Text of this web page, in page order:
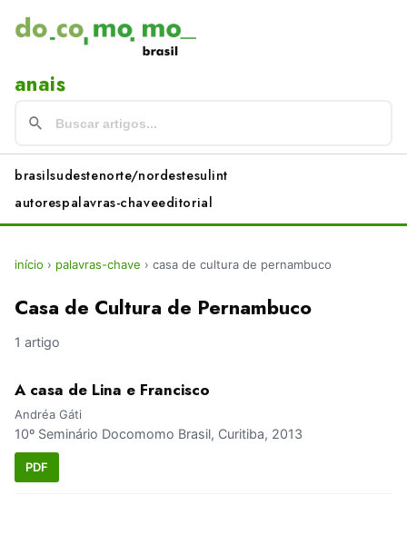
anais
brasilsudestenorte/nordestesulint
autorespalavras-chaveeditorial
início › palavras-chave › casa de cultura de pernambuco
Casa de Cultura de Pernambuco
1 artigo
A casa de Lina e Francisco
Andréa Gáti
10º Seminário Docomomo Brasil, Curitiba, 2013
PDF